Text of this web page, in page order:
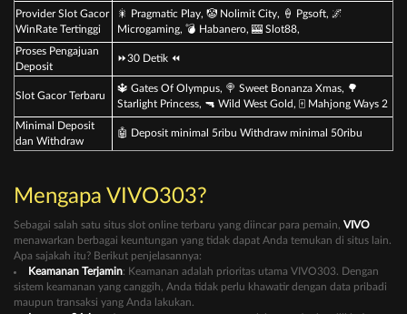
Provider Slot Gacor
WinRate Tertinggi
🎇 Pragmatic Play, 🤡 Nolimit City, 🍦 Pgsoft, 🌌
Microgaming, 💣 Habanero, 🎰 Slot88,
Proses Pengajuan
Deposit
⏩30 Detik ⏪
Slot Gacor Terbaru
🔱 Gates Of Olympus, 🍭 Sweet Bonanza Xmas, 🌳
Starlight Princess, 🔫 Wild West Gold, 🀄️ Mahjong Ways 2
Minimal Deposit
dan Withdraw
🤖 Deposit minimal 5ribu Withdraw minimal 50ribu
Mengapa VIVO303?
Sebagai salah satu situs slot online terbaru yang diincar para pemain, VIVO
menawarkan berbagai keuntungan yang tidak dapat Anda temukan di situs lain.
Apa sajakah itu? Berikut penjelasannya:
Keamanan Terjamin: Keamanan adalah prioritas utama VIVO303. Dengan
sistem keamanan yang canggih, Anda tidak perlu khawatir dengan data pribadi
maupun transaksi yang Anda lakukan.